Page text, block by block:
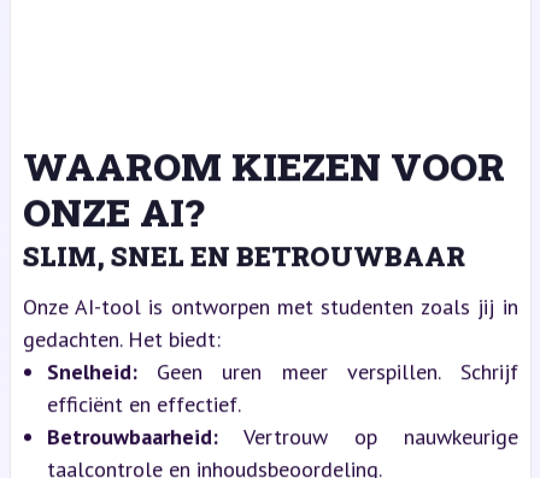
WAAROM KIEZEN VOOR
ONZE AI?
SLIM, SNEL EN BETROUWBAAR
Onze AI-tool is ontworpen met studenten zoals jij in
gedachten. Het biedt:
Snelheid:Geen uren meer verspillen. Schrijf
efficiënt en effectief.
Betrouwbaarheid:Vertrouw op nauwkeurige
taalcontrole en inhoudsbeoordeling.